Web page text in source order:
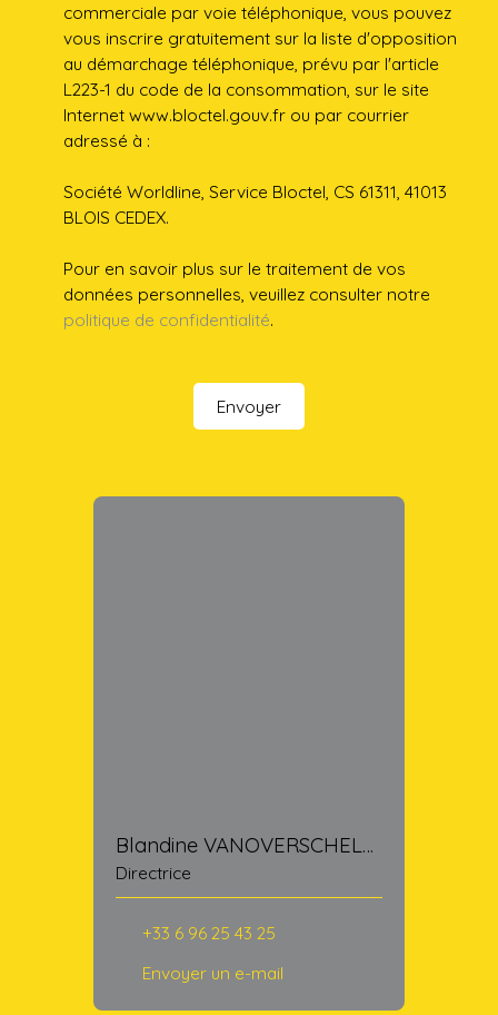
commerciale par voie téléphonique, vous pouvez
vous inscrire gratuitement sur la liste d'opposition
au démarchage téléphonique, prévu par l'article
L223-1 du code de la consommation, sur le site
Internet www.bloctel.gouv.fr ou par courrier
adressé à :
Société Worldline, Service Bloctel, CS 61311, 41013
BLOIS CEDEX.
Pour en savoir plus sur le traitement de vos
données personnelles, veuillez consulter notre
politique de confidentialité.
Envoyer
Blandine VANOVERSCHELDE
Directrice
+33 6 96 25 43 25
Envoyer un e-mail